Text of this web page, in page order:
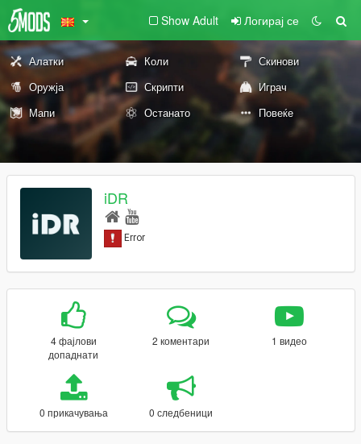
Show Adult Логирај се
Алатки Коли
Скинови
Оружја
Скрипти
Играч
Мапи
Останато Повеќе
iDR
4 фајлови
допаднати
2 коментари 1 видео
0 прикачувања 0 следбеници